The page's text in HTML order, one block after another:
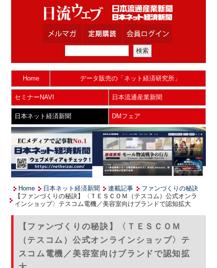
Home データ販売の「ネット経済研究所」
セミナーNAVI 日本流通産業新聞
日本ネット経済新聞 DMフェア
Home 日本ネット経済新聞 連載記事
ファンづくりの秘訣
【ファンづくりの秘訣】〈ＴＥＳＣＯＭ（テスコム）公式オンラ
インショップ〉テスコム電機／美容室向けブランドで認知拡大
【ファンづくりの秘訣】〈ＴＥＳＣＯＭ
（テスコム）公式オンラインショップ〉テ
スコム電機／美容室向けブランドで認知拡